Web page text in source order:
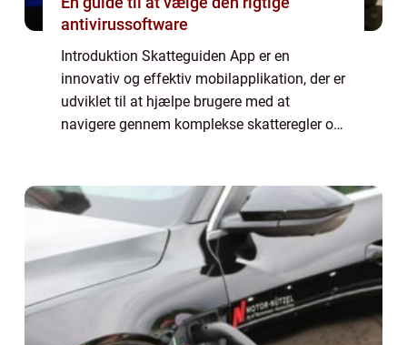
antivirussoftware
Introduktion Skatteguiden App er en
innovativ og effektiv mobilapplikation, der er
udviklet til at hjælpe brugere med at
navigere gennem komplekse skatteregler og
...